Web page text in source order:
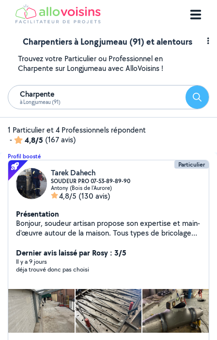
Charpentiers à Longjumeau (91) et alentours
Trouvez votre Particulier ou Professionnel en
Charpente sur Longjumeau avec AlloVoisins !
Charpente
à Longjumeau (91)
1 Particulier et 4 Professionnels répondent
-
4,8/5 (167 avis)
Profil boosté
Particulier
Tarek Dahech
SOUDEUR PRO 07-53-89-89-90
Antony (Bois de l'Aurore)
4,8/5 (130 avis)
Présentation
Bonjour, soudeur artisan propose son expertise et main-
d'œuvre autour de la maison. Tous types de bricolage
Soudeur gaz et eaux Fabrication rénovation modification
Dernier avis laissé par Rosy : 3/5
Il y a 9 jours
déja trouvé donc pas choisi